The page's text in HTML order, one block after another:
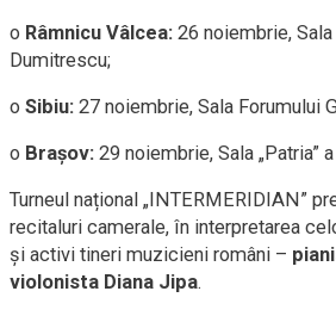
o Râmnicu Vâlcea: 26 noiembrie,
Dumitrescu;
o Sibiu: 27 noiembrie, Sala Forumului
o Brașov: 29 noiembrie, Sala „Patria”
Turneul național „INTERMERIDIAN”
recitaluri camerale, în interpretarea
și activi tineri muzicieni români –
violonista Diana Jipa.